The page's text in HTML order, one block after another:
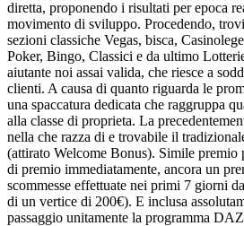
diretta, proponendo i risultati per epoca
movimento di sviluppo. Procedendo,
sezioni classiche Vegas, bisca,
Poker, Bingo, Classici e da ultimo
aiutante noi assai valida, che riesce a
clienti. A causa di quanto riguarda le
una spaccatura dedicata che raggruppa
alla classe di proprieta. La
nella che razza di e trovabile il
(attirato Welcome Bonus). Simile premio
di premio immediatamente, ancora un
scommesse effettuate nei primi 7 giorni
di un vertice di 200€). E inclusa
passaggio unitamente la programma